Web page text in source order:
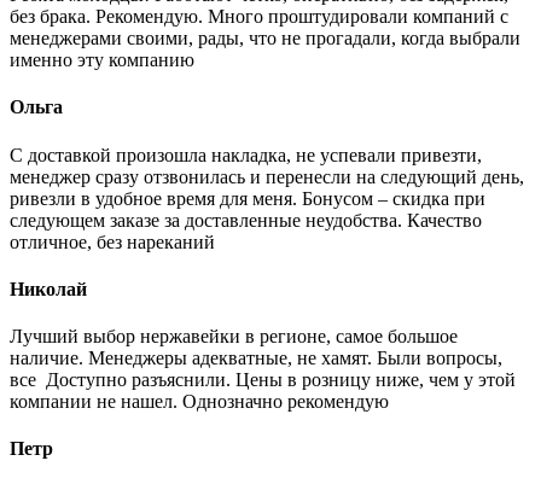
без брака. Рекомендую. Много проштудировали компаний с
менеджерами своими, рады, что не прогадали, когда выбрали
именно эту компанию
Ольга
С доставкой произошла накладка, не успевали привезти,
менеджер сразу отзвонилась и перенесли на следующий день,
ривезли в удобное время для меня. Бонусом – скидка при
следующем заказе за доставленные неудобства. Качество
отличное, без нареканий
Николай
Лучший выбор нержавейки в регионе, самое большое
наличие. Менеджеры адекватные, не хамят. Были вопросы,
все Доступно разъяснили. Цены в розницу ниже, чем у этой
компании не нашел. Однозначно рекомендую
Петр